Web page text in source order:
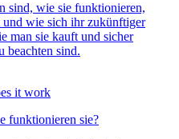
sind, wie sie funktionieren,
wie sich ihr zukünftiger
man sie kauft und sicher
beachten sind.
funktionieren sie?